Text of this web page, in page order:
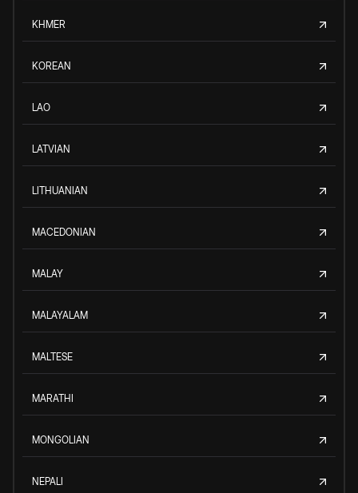
KHMER
KOREAN
LAO
LATVIAN
LITHUANIAN
MACEDONIAN
MALAY
MALAYALAM
MALTESE
MARATHI
MONGOLIAN
NEPALI